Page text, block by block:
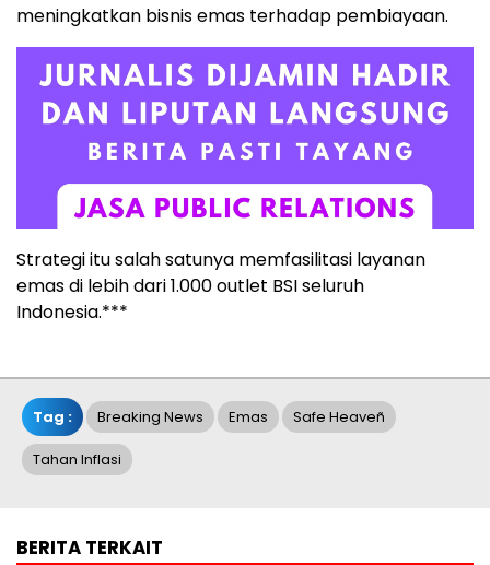
meningkatkan bisnis emas terhadap pembiayaan.
Strategi itu salah satunya memfasilitasi layanan
emas di lebih dari 1.000 outlet BSI seluruh
Indonesia.***
Tag : Breaking News Emas Safe Heaveñ
Tahan Inflasi
BERITA TERKAIT